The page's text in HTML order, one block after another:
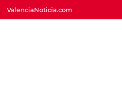
ValenciaNoticia.com